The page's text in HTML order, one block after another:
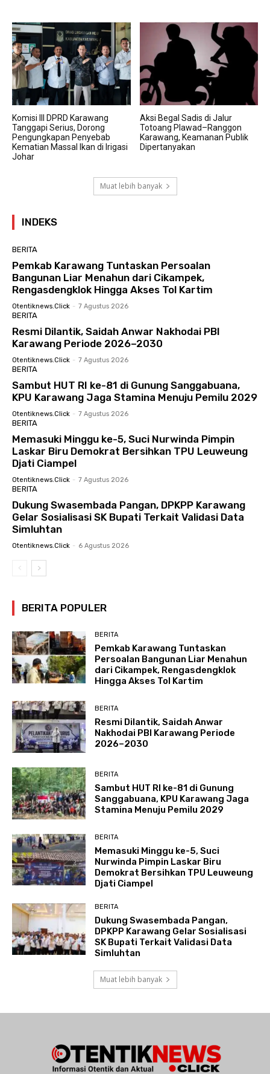
Komisi III DPRD Karawang
Tanggapi Serius, Dorong
Pengungkapan Penyebab
Kematian Massal Ikan di Irigasi
Johar
Aksi Begal Sadis di Jalur
Totoang Plawad–Ranggon
Karawang, Keamanan Publik
Dipertanyakan
Muat lebih banyak
INDEKS
BERITA
Pemkab Karawang Tuntaskan Persoalan
Bangunan Liar Menahun dari Cikampek,
Rengasdengklok Hingga Akses Tol Kartim
Otentiknews.click - 7 Agustus 2026
BERITA
Resmi Dilantik, Saidah Anwar Nakhodai PBI
Karawang Periode 2026–2030
Otentiknews.click - 7 Agustus 2026
BERITA
Sambut HUT RI ke-81 di Gunung Sanggabuana,
KPU Karawang Jaga Stamina Menuju Pemilu 2029
Otentiknews.click - 7 Agustus 2026
BERITA
Memasuki Minggu ke-5, Suci Nurwinda Pimpin
Laskar Biru Demokrat Bersihkan TPU Leuweung
Djati Ciampel
Otentiknews.click - 7 Agustus 2026
BERITA
Dukung Swasembada Pangan, DPKPP Karawang
Gelar Sosialisasi SK Bupati Terkait Validasi Data
Simluhtan
Otentiknews.click - 6 Agustus 2026
BERITA POPULER
BERITA
Pemkab Karawang Tuntaskan
Persoalan Bangunan Liar Menahun
dari Cikampek, Rengasdengklok
Hingga Akses Tol Kartim
BERITA
Resmi Dilantik, Saidah Anwar
Nakhodai PBI Karawang Periode
2026–2030
BERITA
Sambut HUT RI ke-81 di Gunung
Sanggabuana, KPU Karawang Jaga
Stamina Menuju Pemilu 2029
BERITA
Memasuki Minggu ke-5, Suci
Nurwinda Pimpin Laskar Biru
Demokrat Bersihkan TPU Leuweung
Djati Ciampel
BERITA
Dukung Swasembada Pangan,
DPKPP Karawang Gelar Sosialisasi
SK Bupati Terkait Validasi Data
Simluhtan
Muat lebih banyak